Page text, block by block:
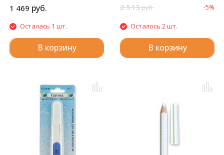
1 469 руб.
Осталась 1 шт.
В корзину
2 513руб. -5%
Осталось 2 шт.
В корзину